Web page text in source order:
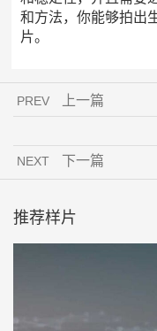
和方法，你能够拍出
片。
PREV 上一篇
NEXT 下一篇
推荐样片